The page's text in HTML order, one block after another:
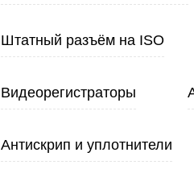
Штатный разъём на ISO
Видеорегистраторы
Антискрип и уплотнители